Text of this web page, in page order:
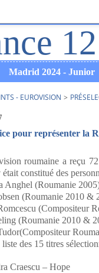
Madrid 2024 - Junior
- EUROVISION >
pour représenter la
roumaine a reçu
constitué des
(Roumanie
(Roumanie 2010 &
(Compositeur
(Roumanie 2010 &
des 15 titres
Craescu – Hope